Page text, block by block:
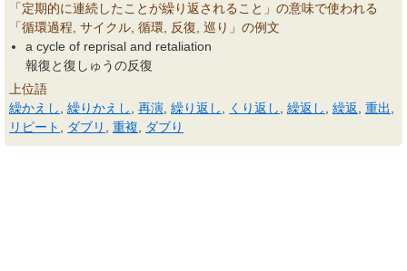
「定期的に連続したことが繰り返されること」の意味で使われる
「循環過程, サイクル, 循環, 反復, 巡り」の例文
a cycle of reprisal and retaliation
報復と復しゅうの反復
上位語
繰かえし
繰りかえし 再演 繰り返し くり返し 繰返し 繰返 重出
リピート
ダブリ 重複 ダブり